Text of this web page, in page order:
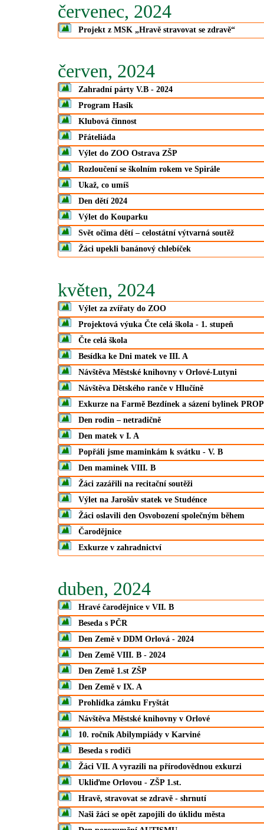
červenec, 2024
Projekt z MSK „Hravě stravovat se zdravě“
červen, 2024
Zahradní párty V.B - 2024
Program Hasík
Klubová činnost
Přáteliáda
Výlet do ZOO Ostrava ZŠP
Rozloučení se školním rokem ve Spirále
Ukaž, co umíš
Den dětí 2024
Výlet do Kouparku
Svět očima dětí – celostátní výtvarná soutěž
Žáci upekli banánový chlebíček
květen, 2024
Výlet za zvířaty do ZOO
Projektová výuka Čte celá škola - 1. stupeň
Čte celá škola
Besídka ke Dni matek ve III. A
Návštěva Městské knihovny v Orlové-Lutyni
Návštěva Dětského ranče v Hlučíně
Exkurze na Farmě Bezdínek a sázení bylinek PROP
Den rodin – netradičně
Den matek v I. A
Popřáli jsme maminkám k svátku - V. B
Den maminek VIII. B
Žáci zazářili na recitační soutěži
Výlet na Jarošův statek ve Studénce
Žáci oslavili den Osvobození společným během
Čarodějnice
Exkurze v zahradnictví
duben, 2024
Hravé čarodějnice v VII. B
Beseda s PČR
Den Země v DDM Orlová - 2024
Den Země VIII. B - 2024
Den Země 1.st ZŠP
Den Země v IX. A
Prohlídka zámku Fryštát
Návštěva Městské knihovny v Orlové
10. ročník Abilympiády v Karviné
Beseda s rodiči
Žáci VII. A vyrazili na přírodovědnou exkurzi
Ukliďme Orlovou - ZŠP 1.st.
Hravě, stravovat se zdravě - shrnutí
Naši žáci se opět zapojili do úklidu města